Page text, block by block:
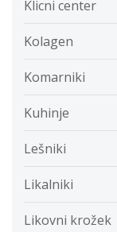
Klicni center
Kolagen
Komarniki
Kuhinje
Lešniki
Likalniki
Likovni krožek